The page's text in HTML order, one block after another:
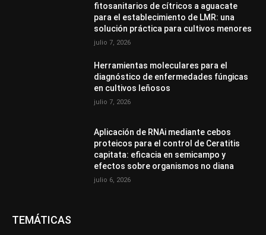
fitosanitarios de cítricos a aguacate
para el establecimiento de LMR: una
solución práctica para cultivos menores
julio 7, 2026
Herramientas moleculares para el
diagnóstico de enfermedades fúngicas
en cultivos leñosos
julio 7, 2026
Aplicación de RNAi mediante cebos
proteicos para el control de Ceratitis
capitata: eficacia en semicampo y
efectos sobre organismos no diana
julio 6, 2026
TEMÁTICAS